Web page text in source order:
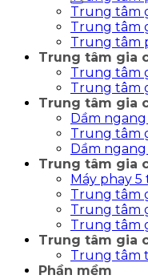
Trung tâm
Trung tâm
Trung tâm
Trung tâm gia
Trung tâm
Trung tâm
Trung tâm gia
Dầm
Trung tâm
Dầm
Trung tâm gia
Máy phay 5
Trung tâm
Trung tâm
Trung tâm
Trung tâm gia
Trung tâm
Phần mềm